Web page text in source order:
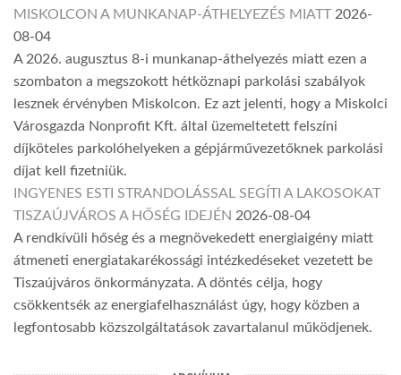
MISKOLCON A MUNKANAP-ÁTHELYEZÉS MIATT 2026-
08-04
A 2026. augusztus 8-i munkanap-áthelyezés miatt ezen a
szombaton a megszokott hétköznapi parkolási szabályok
lesznek érvényben Miskolcon. Ez azt jelenti, hogy a Miskolci
Városgazda Nonprofit Kft. által üzemeltetett felszíni
díjköteles parkolóhelyeken a gépjárművezetőknek parkolási
díjat kell fizetniük.
INGYENES ESTI STRANDOLÁSSAL SEGÍTI A LAKOSOKAT
TISZAÚJVÁROS A HŐSÉG IDEJÉN 2026-08-04
A rendkívüli hőség és a megnövekedett energiaigény miatt
átmeneti energiatakarékossági intézkedéseket vezetett be
Tiszaújváros önkormányzata. A döntés célja, hogy
csökkentsék az energiafelhasználást úgy, hogy közben a
legfontosabb közszolgáltatások zavartalanul működjenek.